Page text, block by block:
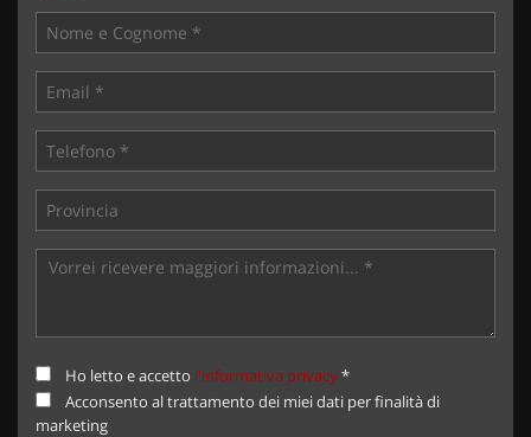
Ho letto e accetto l'informativa privacy*
Acconsento al trattamento dei miei dati per finalità di
marketing